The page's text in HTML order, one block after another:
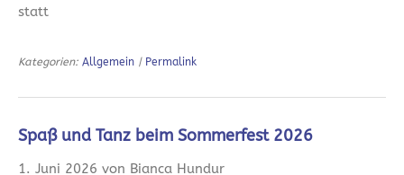
statt
Kategorien: Allgemein | Permalink
Spaß und Tanz beim Sommerfest 2026
1. Juni 2026 von Bianca Hundur